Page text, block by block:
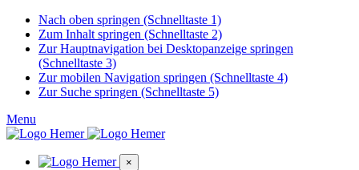
Nach oben springen (Schnelltaste 1)
Zum Inhalt springen (Schnelltaste 2)
Zur Hauptnavigation bei Desktopanzeige springen
(Schnelltaste 3)
Zur mobilen Navigation springen (Schnelltaste 4)
Zur Suche springen (Schnelltaste 5)
Menu
×